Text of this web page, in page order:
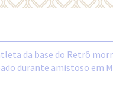
da base do Retrô
durante amistoso em